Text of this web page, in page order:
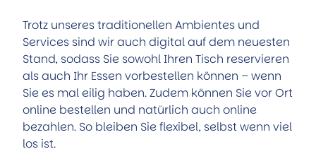
c
)
L
a
P
i
a
Trotz unseres traditionellen Ambientes und
Services sind wir auch digital auf dem neuesten
Stand, sodass Sie sowohl Ihren Tisch reservieren
als auch Ihr Essen vorbestellen können – wenn
Sie es mal eilig haben. Zudem können Sie vor Ort
online bestellen und natürlich auch online
bezahlen. So bleiben Sie flexibel, selbst wenn viel
los ist.